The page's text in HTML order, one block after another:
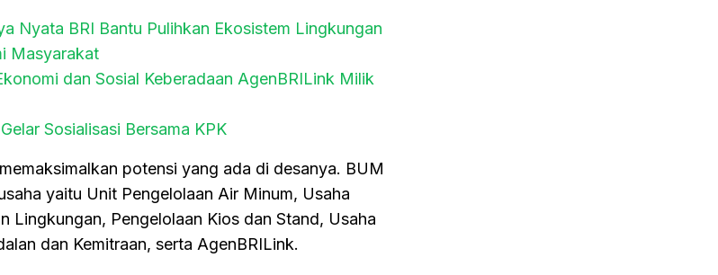
Nyata BRI Bantu Pulihkan Ekosistem Lingkungan
Masyarakat
dan Sosial Keberadaan AgenBRILink Milik
Sosialisasi Bersama KPK
potensi yang ada di desanya. BUM
yaitu Unit Pengelolaan Air Minum, Usaha
Lingkungan, Pengelolaan Kios dan Stand, Usaha
dan Kemitraan, serta AgenBRILink.